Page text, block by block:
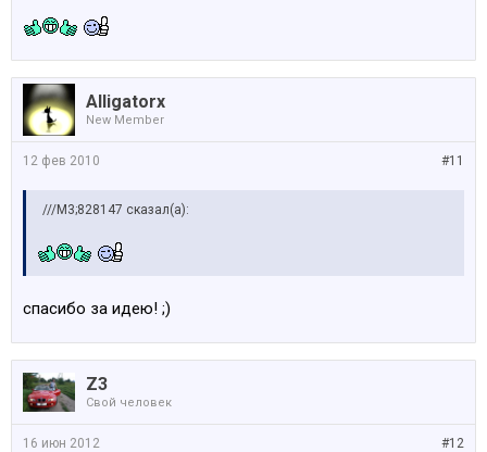
Alligatorx
New Member
#11
12 фев 2010
///M3;828147 сказал(а):
спасибо за идею! ;)
Z3
Свой человек
#12
16 июн 2012